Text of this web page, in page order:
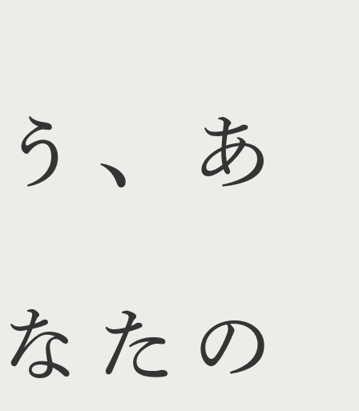
う、あ
なたの